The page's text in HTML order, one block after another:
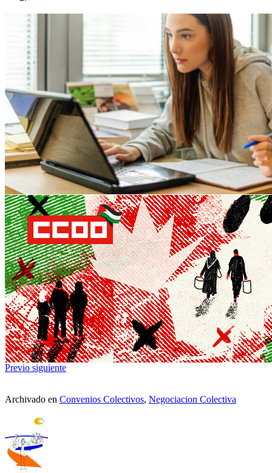
Previo siguiente
Archivado en Convenios Colectivos, Negociacion Colectiva